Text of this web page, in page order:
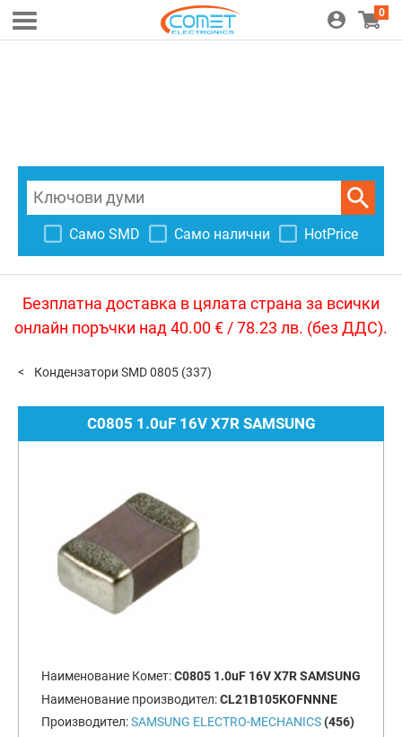
0
Само SMD Само налични HotPrice
Безплатна доставка в цялата страна за всички
онлайн поръчки над 40.00 € / 78.23 лв. (без ДДС).
Кондензатори SMD 0805 (337)
C0805 1.0uF 16V X7R SAMSUNG
Наименование Комет:C0805 1.0uF 16V X7R SAMSUNG
Наименование производител:CL21B105KOFNNNE
Производител:SAMSUNG ELECTRO-MECHANICS(456)